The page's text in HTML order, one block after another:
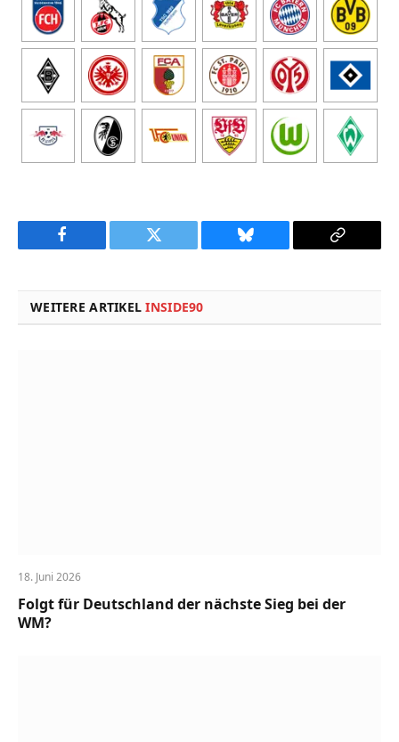
Facebook Twitter Bluesky
Copy
WEITERE ARTIKELINSIDE90
18. Juni 2026
Folgt für Deutschland der nächste Sieg bei der
WM?